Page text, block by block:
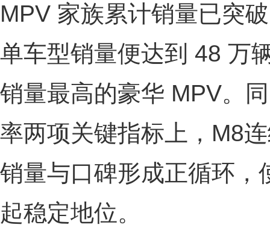
MPV 家族累计销量已突
单车型销量便达到 48 万
销量最高的豪华 MPV。
率两项关键指标上，M8
销量与口碑形成正循环，
起稳定地位。